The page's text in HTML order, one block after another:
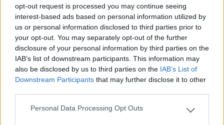
opt-out request is processed you may continue seeing
interest-based ads based on personal information utilized by
us or personal information disclosed to third parties prior to
your opt-out. You may separately opt-out of the further
disclosure of your personal information by third parties on the
IAB’s list of downstream participants. This information may
also be disclosed by us to third parties on the IAB’s List of
Downstream Participants that may further disclose it to other
Please note that this website/app uses one or more Google
Personal Data Processing Opt Outs
AA vicino alla strada del Vino, 50 posti su erba, elettri...
Murfeld - 205.4km
Sudsteirische Grenz strasse